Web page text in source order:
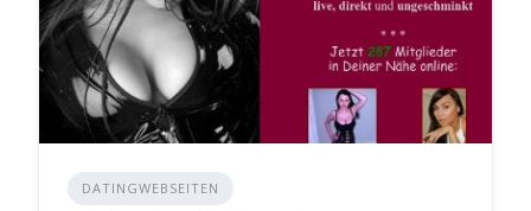
DATINGWEBSEITEN